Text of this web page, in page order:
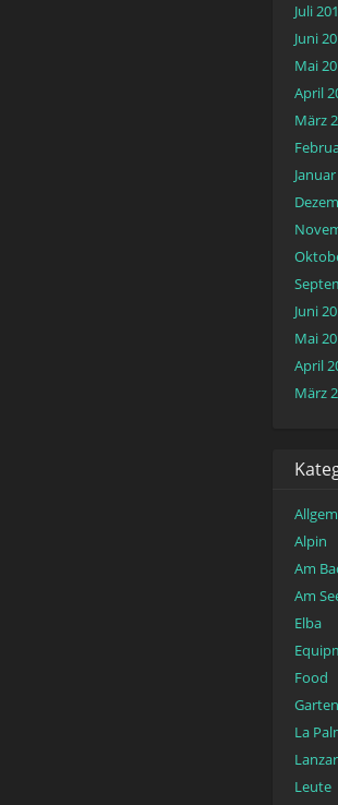
Juli
Juni
Mai
April
März
Juni
Mai
April
März
Alpin
Am
Am
Elba
Food
Garten
La
Leute